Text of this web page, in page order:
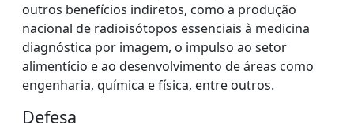
outros benefícios indiretos, como a produção
nacional de radioisótopos essenciais à medicina
diagnóstica por imagem, o impulso ao setor
alimentício e ao desenvolvimento de áreas como
engenharia, química e física, entre outros.
Defesa